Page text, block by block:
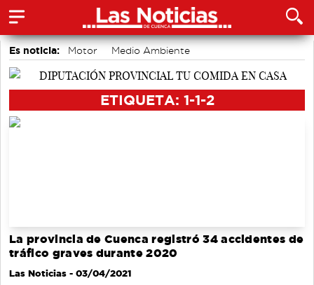
Es noticia: Motor
Medio Ambiente
Actividades culturales en Cuenca
ETIQUETA: 1-1-2
La provincia de Cuenca registró 34 accidentes de
tráfico graves durante 2020
Las Noticias - 03/04/2021